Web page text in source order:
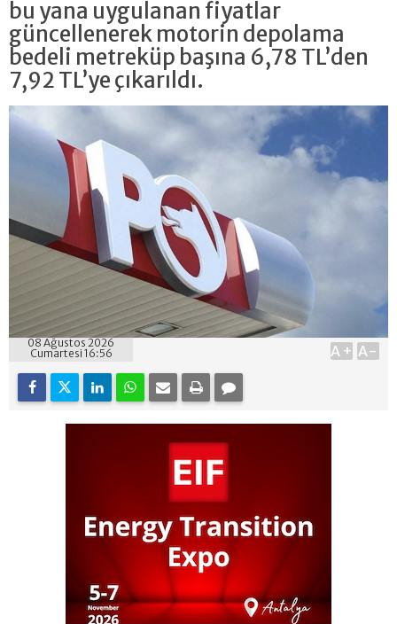
bu yana uygulanan fiyatlar
güncellenerek motorin depolama
bedeli metreküp başına 6,78 TL’den
7,92 TL’ye çıkarıldı.
08 Ağustos 2026
Cumartesi 16:56
A+ A-